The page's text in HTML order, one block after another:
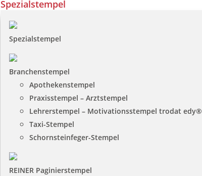
Spezialstempel
Spezialstempel
Branchenstempel
Apothekenstempel
Praxisstempel – Arztstempel
Lehrerstempel – Motivationsstempel trodat edy®
Taxi-Stempel
Schornsteinfeger-Stempel
REINER Paginierstempel